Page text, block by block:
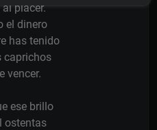
placer.
el dinero
has tenido
caprichos
vencer.
ese brillo
ostentas